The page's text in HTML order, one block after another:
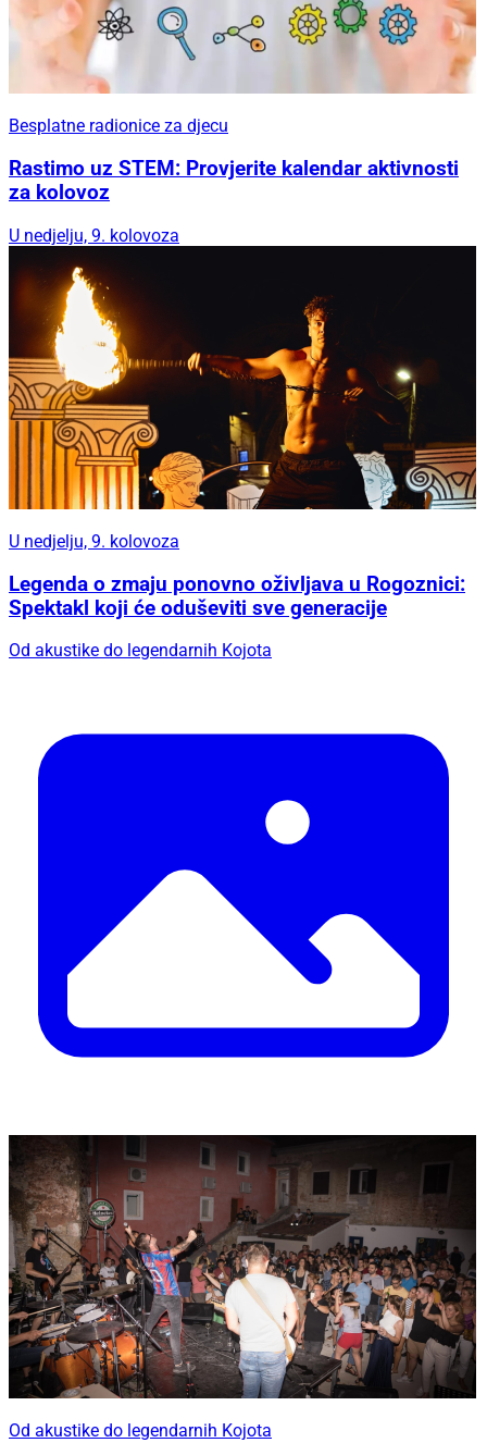
Besplatne radionice za djecu
Rastimo uz STEM: Provjerite kalendar aktivnosti
za kolovoz
U nedjelju, 9. kolovoza
U nedjelju, 9. kolovoza
Legenda o zmaju ponovno oživljava u Rogoznici:
Spektakl koji će oduševiti sve generacije
Od akustike do legendarnih Kojota
Od akustike do legendarnih Kojota